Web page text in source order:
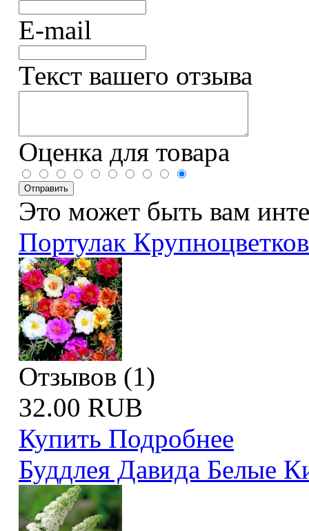
E-mail
Текст вашего отзыва
Оценка для товара
Это может быть вам
Портулак
Отзывов (1)
32.00 RUB
Купить Подробнее
Буддлея Давида Белые